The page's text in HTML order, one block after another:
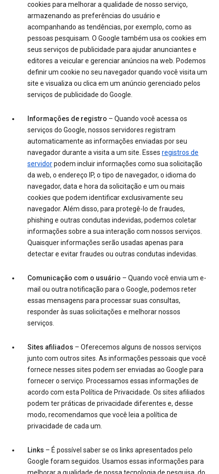
cookies para melhorar a qualidade de nosso serviço,
armazenando as preferências do usuário e
acompanhando as tendências, por exemplo, como as
pessoas pesquisam. O Google também usa os cookies em
seus serviços de publicidade para ajudar anunciantes e
editores a veicular e gerenciar anúncios na web. Podemos
definir um cookie no seu navegador quando você visita um
site e visualiza ou clica em um anúncio gerenciado pelos
serviços de publicidade do Google.
Informações de registro – Quando você acessa os
serviços do Google, nossos servidores registram
automaticamente as informações enviadas por seu
navegador durante a visita a um site. Esses registros de
servidorpodem incluir informações como sua solicitação
da web, o endereço IP, o tipo de navegador, o idioma do
navegador, data e hora da solicitação e um ou mais
cookies que podem identificar exclusivamente seu
navegador. Além disso, para protegê-lo de fraudes,
phishing e outras condutas indevidas, podemos coletar
informações sobre a sua interação com nossos serviços.
Quaisquer informações serão usadas apenas para
detectar e evitar fraudes ou outras condutas indevidas.
Comunicação com o usuário – Quando você envia um e-
mail ou outra notificação para o Google, podemos reter
essas mensagens para processar suas consultas,
responder às suas solicitações e melhorar nossos
serviços.
Sites afiliados – Oferecemos alguns de nossos serviços
junto com outros sites. As informações pessoais que você
fornece nesses sites podem ser enviadas ao Google para
fornecer o serviço. Processamos essas informações de
acordo com esta Política de Privacidade. Os sites afiliados
podem ter práticas de privacidade diferentes e, desse
modo, recomendamos que você leia a política de
privacidade de cada um.
Links – É possível saber se os links apresentados pelo
Google foram seguidos. Usamos essas informações para